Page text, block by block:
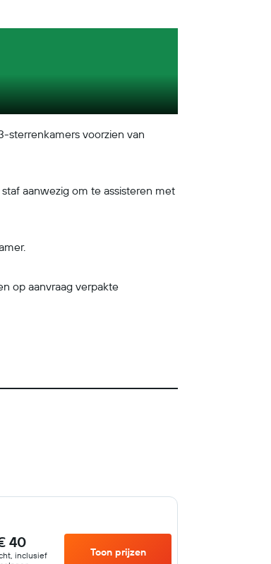
sterrenkamers voorzien van
aanwezig om te assisteren met
op aanvraag verpakte
40
inclusief
Toon prijzen